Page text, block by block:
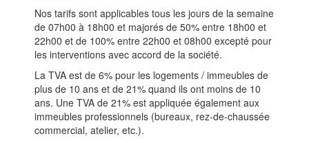
Nos tarifs sont applicables tous les jours de la semaine
de 07h00 à 18h00 et majorés de 50% entre 18h00 et
22h00 et de 100% entre 22h00 et 08h00 excepté pour
les interventions avec accord de la société.
La TVA est de 6% pour les logements / immeubles de
plus de 10 ans et de 21% quand ils ont moins de 10
ans. Une TVA de 21% est appliquée également aux
immeubles professionnels (bureaux, rez-de-chaussée
commercial, atelier, etc.).